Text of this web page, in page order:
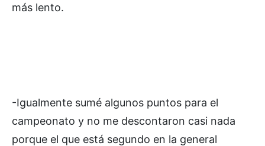
más lento.
-Igualmente sumé algunos puntos para el
campeonato y no me descontaron casi nada
porque el que está segundo en la general